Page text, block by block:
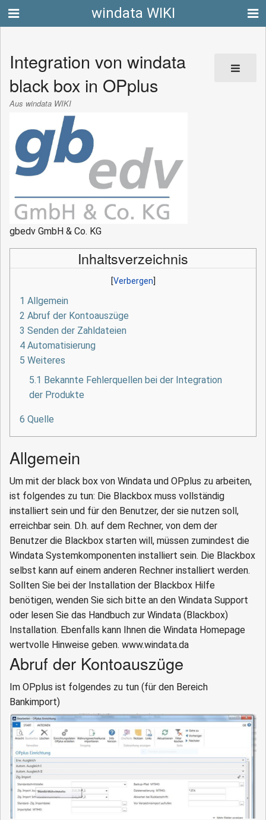
windata WIKI
Integration von windata
black box in OPplus
Aus windata WIKI
gbedv GmbH & Co. KG
Inhaltsverzeichnis
1 Allgemein
2 Abruf der Kontoauszüge
3 Senden der Zahldateien
4 Automatisierung
5 Weiteres
5.1 Bekannte Fehlerquellen bei der Integration
der Produkte
6 Quelle
Allgemein
Um mit der black box von Windata und OPplus zu arbeiten,
ist folgendes zu tun: Die Blackbox muss vollständig
installiert sein und für den Benutzer, der sie nutzen soll,
erreichbar sein. D.h. auf dem Rechner, von dem der
Benutzer die Blackbox starten will, müssen zumindest die
Windata Systemkomponenten installiert sein. Die Blackbox
selbst kann auf einem anderen Rechner installiert werden.
Sollten Sie bei der Installation der Blackbox Hilfe
benötigen, wenden Sie sich bitte an den Windata Support
oder lesen Sie das Handbuch zur Windata (Blackbox)
Installation. Ebenfalls kann Ihnen die Windata Homepage
wertvolle Hinweise geben. www.windata.da
Abruf der Kontoauszüge
Im OPplus ist folgendes zu tun (für den Bereich
Bankimport)